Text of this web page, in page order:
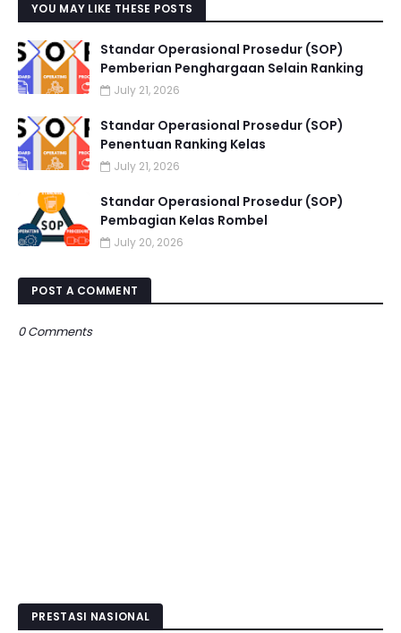
YOU MAY LIKE THESE POSTS
Standar Operasional Prosedur (SOP)
Pemberian Penghargaan Selain Ranking
July 21, 2026
Standar Operasional Prosedur (SOP)
Penentuan Ranking Kelas
July 21, 2026
Standar Operasional Prosedur (SOP)
Pembagian Kelas Rombel
July 20, 2026
POST A COMMENT
0 Comments
PRESTASI NASIONAL